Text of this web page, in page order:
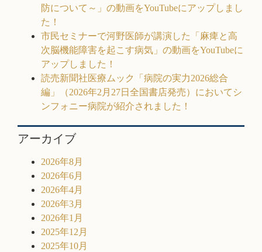
防について～」の動画をYouTubeにアップしまし
た！
市民セミナーで河野医師が講演した「麻痺と高
次脳機能障害を起こす病気」の動画をYouTubeに
アップしました！
読売新聞社医療ムック「病院の実力2026総合
編」（2026年2月27日全国書店発売）においてシ
ンフォニー病院が紹介されました！
アーカイブ
2026年8月
2026年6月
2026年4月
2026年3月
2026年1月
2025年12月
2025年10月